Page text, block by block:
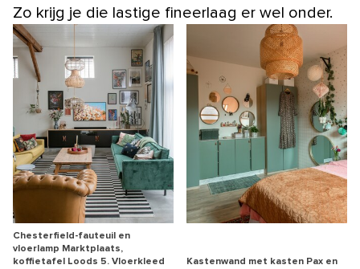
Zo krijg je die lastige fineerlaag er wel onder.
Chesterfield-fauteuil en
vloerlamp Marktplaats,
koffietafel Loods 5. Vloerkleed
Kastenwand met kasten Pax en